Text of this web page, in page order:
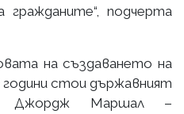
подчерта
на създаването на
години стои държавният
Джордж Маршал –